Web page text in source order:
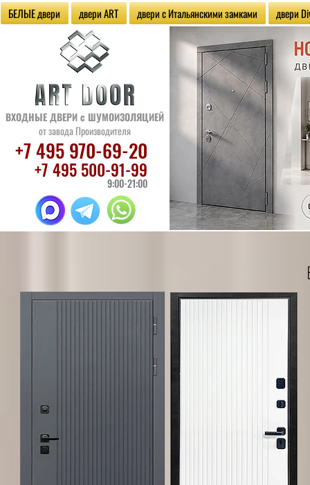
БЕЛЫЕ двери двери ART двери с Итальянскими замками двери
ВХОДНЫЕ ДВЕРИс ШУМОИЗОЛЯЦИЕЙ
от завода Производителя
+7 495 970-69-20
+7 495 500-91-99
9:00-21:00